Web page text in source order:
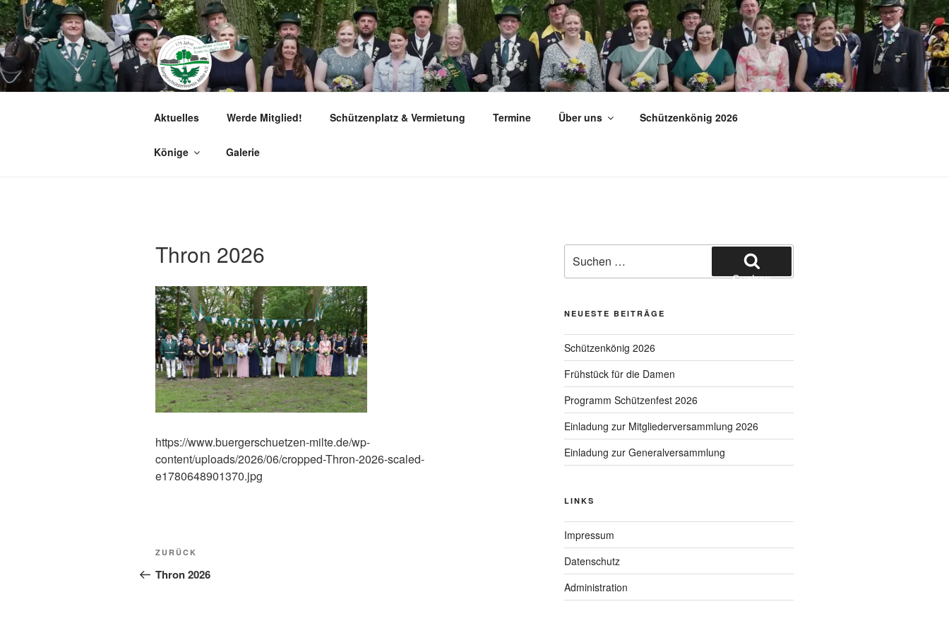
Zum
Inhalt
springen
BÜRGERSCHÜTZEN­VEREIN MILTE E.V.
Aktuelles Werde Mitglied! Schützenplatz & Vermietung Termine Über uns Schützenkönig 2026
Könige Galerie
Thron 2026
https://www.buergerschuetzen-milte.de/wp-
content/uploads/2026/06/cropped-Thron-2026-scaled-
e1780648901370.jpg
Beitragsnavigation
Vorheriger
Beitrag
ZURÜCK
Thron 2026
nach:
Suchen
NEUESTE BEITRÄGE
Schützenkönig 2026
Frühstück für die Damen
Programm Schützenfest 2026
Einladung zur Mitgliederversammlung 2026
Einladung zur Generalversammlung
LINKS
Impressum
Datenschutz
Administration